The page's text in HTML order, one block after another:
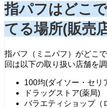
指パフはどこ
てる場所(販売
指パフ（ミニパフ）がどこ
回は以下の取り扱い店舗を
100均(ダイソー・セリ
ドラッグストア(薬局)
バラエティショップ（